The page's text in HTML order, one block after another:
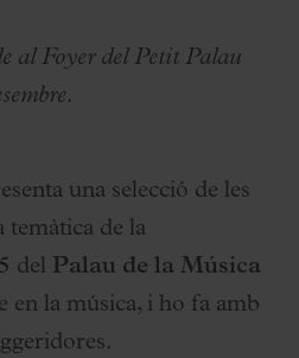
al Foyer del Petit Palau
una selecció de les
temàtica de la
del Palau de la Música
en la música, i ho fa amb